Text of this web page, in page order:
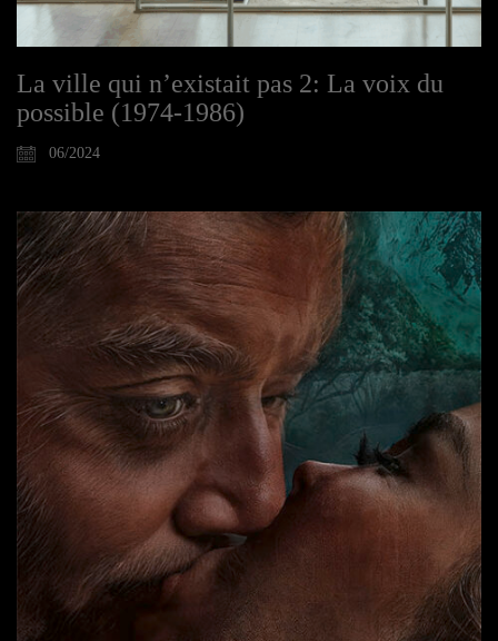
La ville qui n’existait pas 2: La voix du
possible (1974-1986)
06/2024